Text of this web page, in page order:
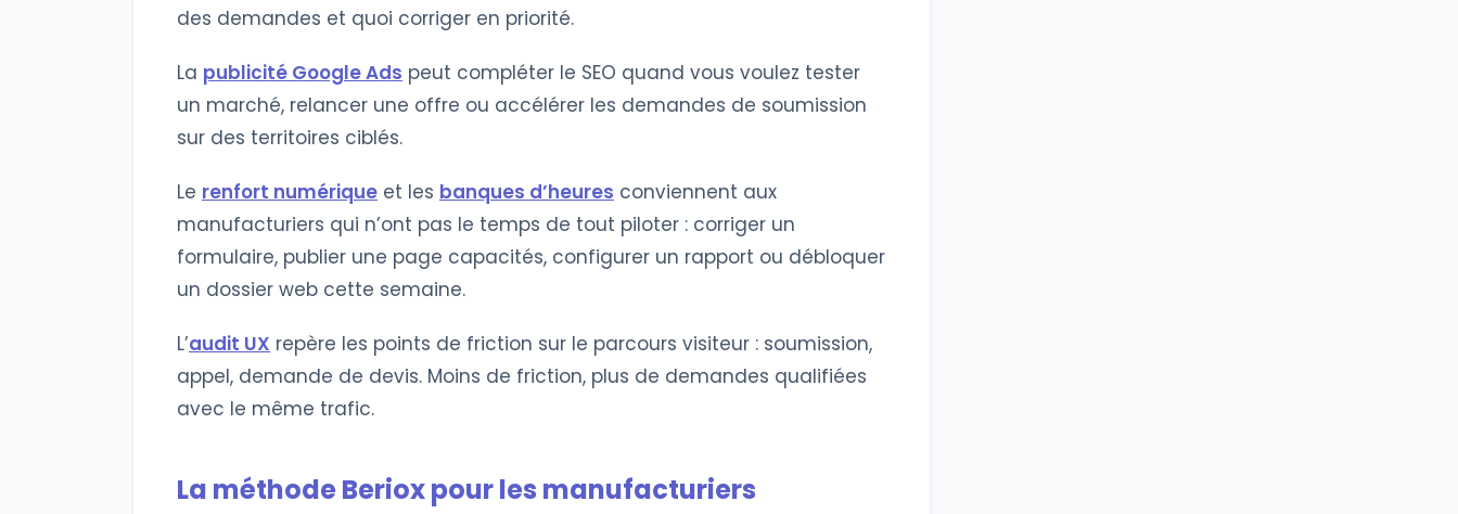
des demandes et quoi corriger en priorité.
La publicité Google Ads peut compléter le SEO quand vous voulez tester
un marché, relancer une offre ou accélérer les demandes de soumission
sur des territoires ciblés.
Le renfort numérique et les banques d’heures conviennent aux
manufacturiers qui n’ont pas le temps de tout piloter : corriger un
formulaire, publier une page capacités, configurer un rapport ou débloquer
un dossier web cette semaine.
L’audit UX repère les points de friction sur le parcours visiteur : soumission,
appel, demande de devis. Moins de friction, plus de demandes qualifiées
avec le même trafic.
La méthode Beriox pour les manufacturiers